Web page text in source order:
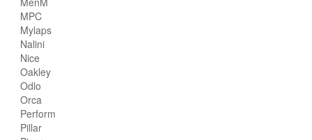
MPC
Mylaps
Nalini
Nice
Oakley
Odlo
Orca
Perform
Pillar